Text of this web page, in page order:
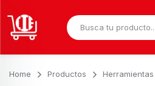
Home Productos Herramientas